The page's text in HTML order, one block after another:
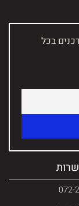
בכל
072-